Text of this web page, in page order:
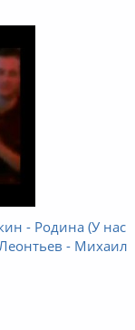
- Родина (У нас
- Михаил